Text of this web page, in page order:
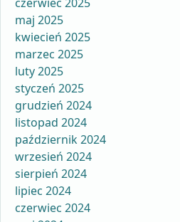
maj 2025
kwiecień 2025
marzec 2025
luty 2025
styczeń 2025
grudzień 2024
listopad 2024
październik 2024
wrzesień 2024
sierpień 2024
lipiec 2024
czerwiec 2024